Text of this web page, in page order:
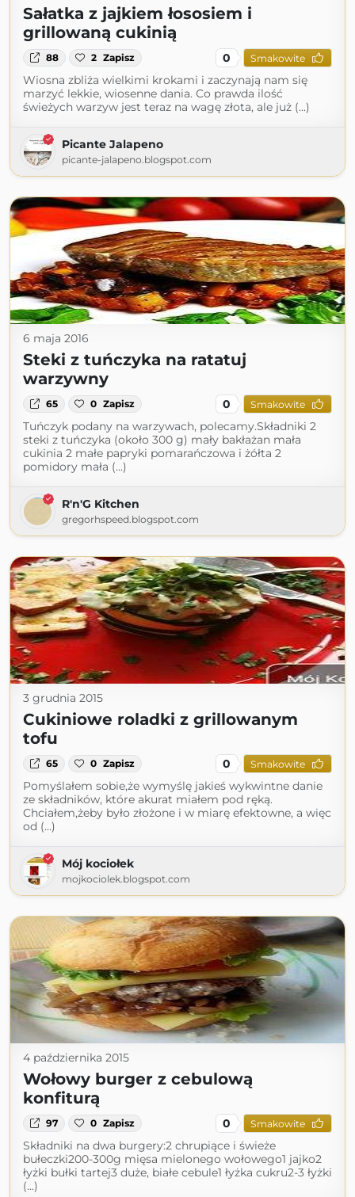
Sałatka z jajkiem łososiem i
grillowaną cukinią
88 2 Zapisz 0 Smakowite
Wiosna zbliża wielkimi krokami i zaczynają nam się
marzyć lekkie, wiosenne dania. Co prawda ilość
świeżych warzyw jest teraz na wagę złota, ale już (...)
Picante Jalapeno
picante-jalapeno.blogspot.com
6 maja 2016
Steki z tuńczyka na ratatuj
warzywny
65 0 Zapisz 0 Smakowite
Tuńczyk podany na warzywach, polecamy.Składniki 2
steki z tuńczyka (około 300 g) mały bakłażan mała
cukinia 2 małe papryki pomarańczowa i żółta 2
pomidory mała (...)
R'n'G Kitchen
gregorhspeed.blogspot.com
3 grudnia 2015
Cukiniowe roladki z grillowanym
tofu
65 0 Zapisz 0 Smakowite
Pomyślałem sobie,że wymyślę jakieś wykwintne danie
ze składników, które akurat miałem pod ręką.
Chciałem,żeby było złożone i w miarę efektowne, a więc
od (...)
Mój kociołek
mojkociolek.blogspot.com
4 października 2015
Wołowy burger z cebulową
konfiturą
97 0 Zapisz 0 Smakowite
Składniki na dwa burgery:2 chrupiące i świeże
bułeczki200-300g mięsa mielonego wołowego1 jajko2
łyżki bułki tartej3 duże, białe cebule1 łyżka cukru2-3 łyżki
(...)